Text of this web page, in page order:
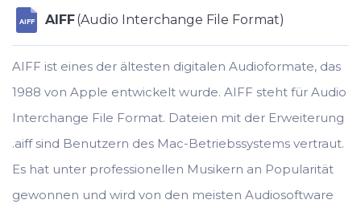
AIFF AIFF(Audio Interchange File Format)
AIFF ist eines der ältesten digitalen Audioformate, das
1988 von Apple entwickelt wurde. AIFF steht für Audio
Interchange File Format. Dateien mit der Erweiterung
.aiff sind Benutzern des Mac-Betriebssystems vertraut.
Es hat unter professionellen Musikern an Popularität
gewonnen und wird von den meisten Audiosoftware